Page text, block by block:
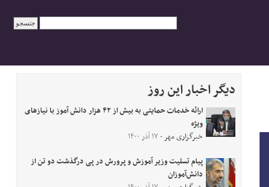
دیگر اخبار این روز
ارائه خدمات حمایتی به بیش از ۴۲ هزار دانش آموز با نیازهای
ویژه
خبرگزاری مهر- ۱۷ آذر ۱۴۰۰
پیام تسلیت وزیر آموزش و پرورش در پی درگذشت دو تن از
دانش‌آموزان